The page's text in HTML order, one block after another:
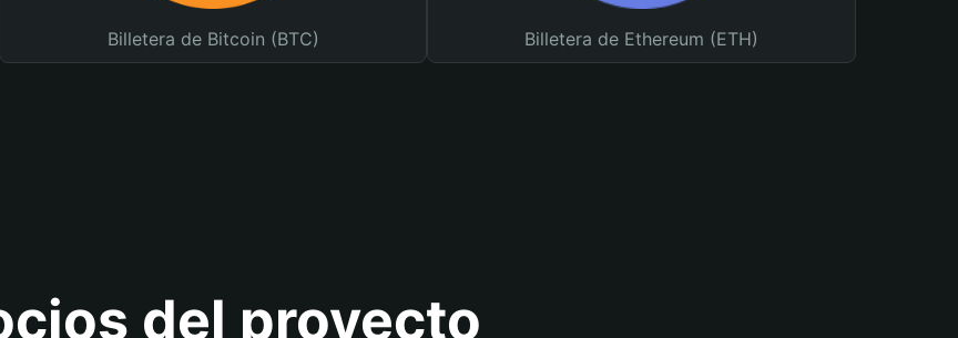
Billetera de Bitcoin (BTC) Billetera de Ethereum (ETH)
del proyecto